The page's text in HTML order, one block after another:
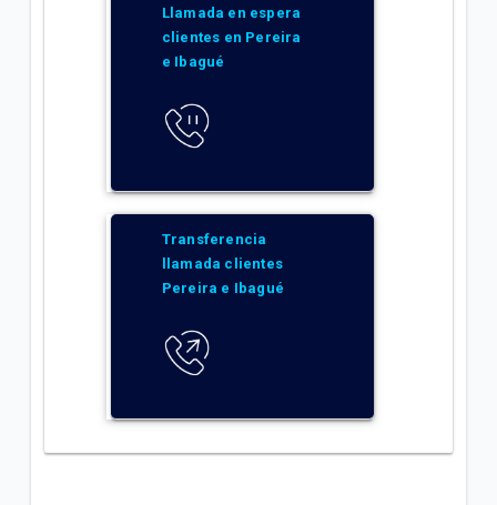
Llamada en espera
clientes en Pereira
e Ibagué
Transferencia
llamada clientes
Pereira e Ibagué